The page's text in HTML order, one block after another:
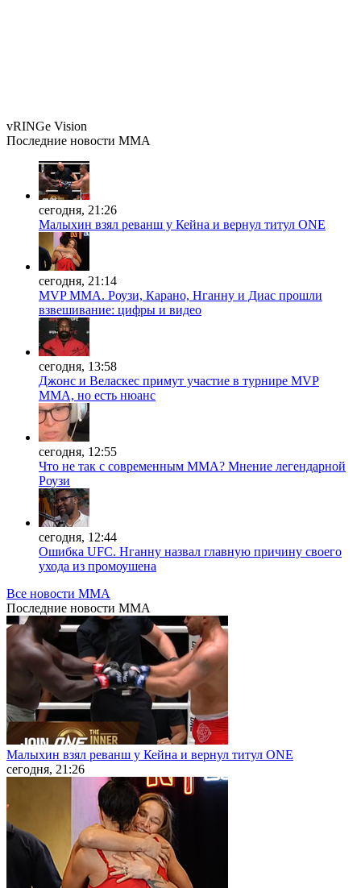
vRINGe Vision
Последние новости MMA
сегодня, 21:26
Малыхин взял реванш у Кейна и вернул титул ONE
сегодня, 21:14
MVP ММА. Роузи, Карано, Нганну и Диас прошли
взвешивание: цифры и видео
сегодня, 13:58
Джонс и Веласкес примут участие в турнире MVP
MMA, но есть нюанс
сегодня, 12:55
Что не так с современным ММА? Мнение легендарной
Роузи
сегодня, 12:44
Ошибка UFC. Нганну назвал главную причину своего
ухода из промоушена
Все новости MMA
Последние новости MMA
Малыхин взял реванш у Кейна и вернул титул ONE
сегодня, 21:26